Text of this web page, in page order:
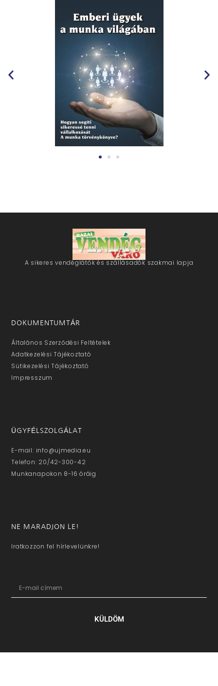
A sikeres vendéglátók és szállásadók szakmai lapja
DOKUMENTUMTÁR
Általános Szerződési Feltételek
Adatkezelési Tájékoztató
Sütikezelési Tájékoztató
Impresszum
ÜGYFÉLSZOLGÁLAT
E-mail: info@ujmedia.eu
Telefon: 20/42-300-42
Munkanapokon 8-16 óráig
NE MARADJON LE!
Iratkozzon fel hírlevelünkre!
KÜLDÖM